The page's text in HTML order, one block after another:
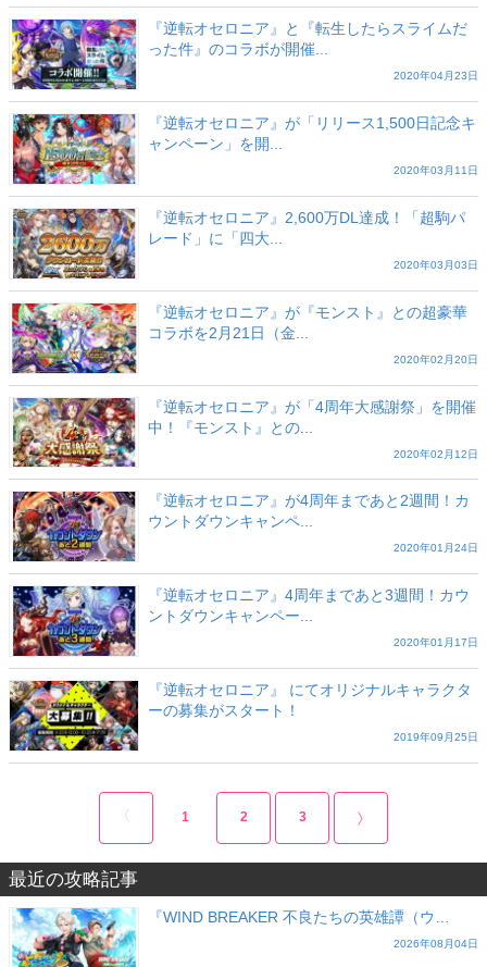
『逆転オセロニア』と『転生したらスライムだ
った件』のコラボが開催...
2020年04月23日
『逆転オセロニア』が「リリース1,500日記念キ
ャンペーン」を開...
2020年03月11日
『逆転オセロニア』2,600万DL達成！「超駒パ
レード」に「四大...
2020年03月03日
『逆転オセロニア』が『モンスト』との超豪華
コラボを2月21日（金...
2020年02月20日
『逆転オセロニア』が「4周年大感謝祭」を開催
中！『モンスト』との...
2020年02月12日
『逆転オセロニア』が4周年まであと2週間！カ
ウントダウンキャンペ...
2020年01月24日
『逆転オセロニア』4周年まであと3週間！カウ
ントダウンキャンペー...
2020年01月17日
『逆転オセロニア』 にてオリジナルキャラクタ
ーの募集がスタート！
2019年09月25日
1 2 3
最近の攻略記事
『WIND BREAKER 不良たちの英雄譚（ウ…
2026年08月04日